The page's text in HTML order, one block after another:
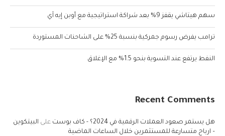
سهم هيتاشي يقفز 9% بعد شراكة استراتيجية مع أوبن إيه آي
ترامب يفرض رسوم جمركية بنسبة 25% على الشاحنات المستوردة
النفط يرتفع عند التسوية بنحو 1.5% مع الإغلاق
Recent Comments
هل يستمر صعود العملات الرقمية في 2024؟ - كاف بوست على البيتكوين
– ارباح متسارعة للمستثمرين خلال الساعات الماضية